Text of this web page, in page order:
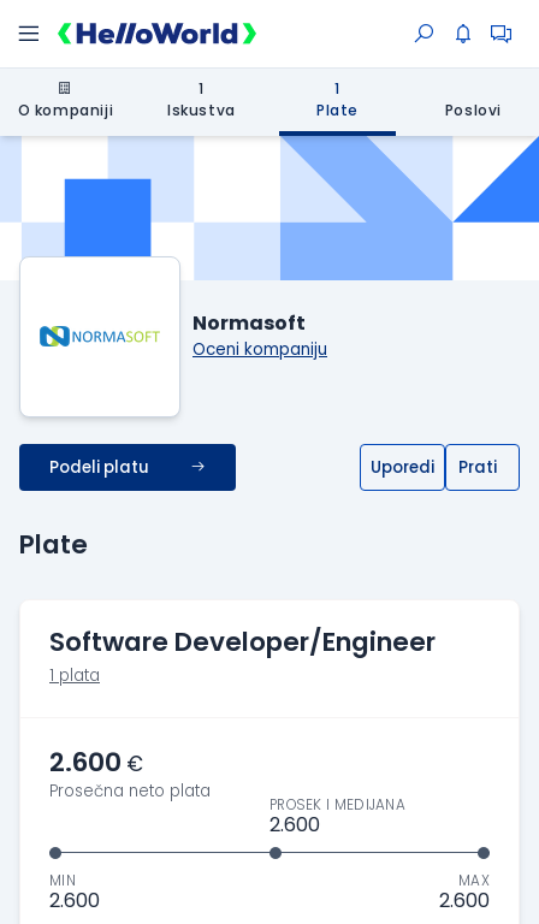
O kompaniji
1
Iskustva
1
Plate
Poslovi
Normasoft
Oceni kompaniju
Podeli platu Uporedi Prati
Plate
Software Developer/Engineer
1 plata
2.600 €
Prosečna neto plata
MIN
2.600
PROSEK I MEDIJANA
2.600
MAX
2.600